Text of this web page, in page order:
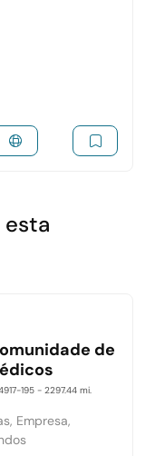
esta
de
195 - 2297.44 mi.
Empresa,